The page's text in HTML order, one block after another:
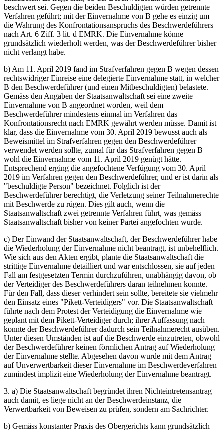
beschwert sei. Gegen die beiden Beschuldigten würden getrennte
Verfahren geführt; mit der Einvernahme von B gehe es einzig um
die Wahrung des Konfrontationsanspruchs des Beschwerdeführers
nach Art. 6 Ziff. 3 lit. d EMRK. Die Einvernahme könne
grundsätzlich wiederholt werden, was der Beschwerdeführer bisher
nicht verlangt habe.
b) Am 11. April 2019 fand im Strafverfahren gegen B wegen dessen
rechtswidriger Einreise eine delegierte Einvernahme statt, in welcher
B den Beschwerdeführer (und einen Mitbeschuldigten) belastete.
Gemäss den Angaben der Staatsanwaltschaft sei eine zweite
Einvernahme von B angeordnet worden, weil dem
Beschwerdeführer mindestens einmal im Verfahren das
Konfrontationsrecht nach EMRK gewährt werden müsse. Damit ist
klar, dass die Einvernahme vom 30. April 2019 bewusst auch als
Beweismittel im Strafverfahren gegen den Beschwerdeführer
verwendet werden sollte, zumal für das Strafverfahren gegen B
wohl die Einvernahme vom 11. April 2019 genügt hätte.
Entsprechend erging die angefochtene Verfügung vom 30. April
2019 im Verfahren gegen den Beschwerdeführer, und er ist darin als
"beschuldigte Person" bezeichnet. Folglich ist der
Beschwerdeführer berechtigt, die Verletzung seiner Teilnahmerechte
mit Beschwerde zu rügen. Dies gilt auch, wenn die
Staatsanwaltschaft zwei getrennte Verfahren führt, was gemäss
Staatsanwaltschaft bisher von keiner Partei angefochten wurde.
c) Der Einwand der Staatsanwaltschaft, der Beschwerdeführer habe
die Wiederholung der Einvernahme nicht beantragt, ist unbehelflich.
Wie sich aus den Akten ergibt, plante die Staatsanwaltschaft die
strittige Einvernahme detailliert und war entschlossen, sie auf jeden
Fall am festgesetzten Termin durchzuführen, unabhängig davon, ob
der Verteidiger des Beschwerdeführers daran teilnehmen konnte.
Für den Fall, dass dieser verhindert sein sollte, bereitete sie vielmehr
den Einsatz eines "Pikett-Verteidigers" vor. Die Staatsanwaltschaft
führte nach dem Protest der Verteidigung die Einvernahme wie
geplant mit dem Pikett-Verteidiger durch; ihrer Auffassung nach
konnte der Beschwerdeführer dadurch sein Teilnahmerecht ausüben.
Unter diesen Umständen ist auf die Beschwerde einzutreten, obwohl
der Beschwerdeführer keinen förmlichen Antrag auf Wiederholung
der Einvernahme stellte. Abgesehen davon wurde mit dem Antrag
auf Unverwertbarkeit dieser Einvernahme im Beschwerdeverfahren
zumindest implizit eine Wiederholung der Einvernahme beantragt.
3. a) Die Staatsanwaltschaft begründet ihren Nichteintretensantrag
auch damit, es liege nicht an der Beschwerdeinstanz, die
Verwertbarkeit von Beweisen zu prüfen, sondern am Sachrichter.
b) Gemäss konstanter Praxis des Obergerichts kann grundsätzlich